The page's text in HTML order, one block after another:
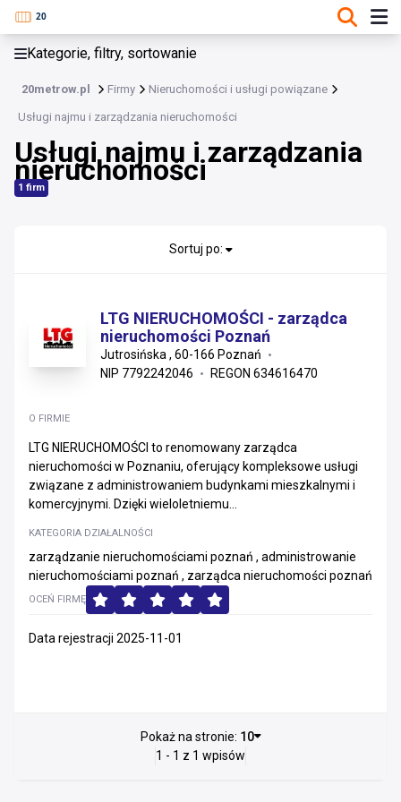
Kategorie, filtry, sortowanie
20metrow.pl Firmy Nieruchomości i usługi powiązane
Usługi najmu i zarządzania nieruchomości
Usługi najmu i zarządzania
nieruchomości
1 firm
Nieruchomości i usługi powiązane
Inne usługi utrzymania nieruchomości
Materiały utrzymania nieruchomości
Pośrednictwo
Zakup, sprzedaż i wycena nieruchomości
Sortuj po:
LTG NIERUCHOMOŚCI - zarządca
nieruchomości Poznań
Jutrosińska , 60-166 Poznań
NIP 7792242046
REGON 634616470
O FIRMIE
LTG NIERUCHOMOŚCI to renomowany zarządca
nieruchomości w Poznaniu, oferujący kompleksowe usługi
związane z administrowaniem budynkami mieszkalnymi i
komercyjnymi. Dzięki wieloletniemu...
KATEGORIA DZIAŁALNOŚCI
zarządzanie nieruchomościami poznań , administrowanie
nieruchomościami poznań , zarządca nieruchomości poznań
OCEŃ FIRMĘ
Data rejestracji 2025-11-01
Pokaż na stronie: 10
1 - 1 z 1 wpisów